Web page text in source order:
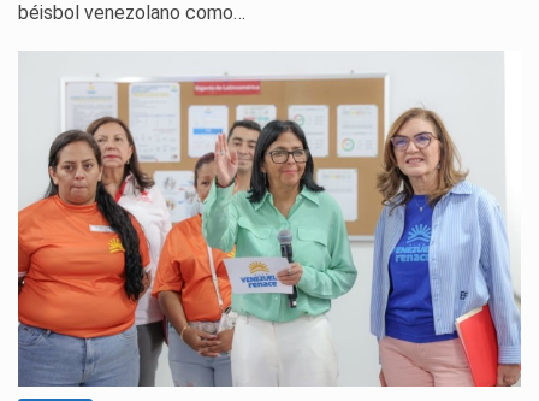
béisbol venezolano como…